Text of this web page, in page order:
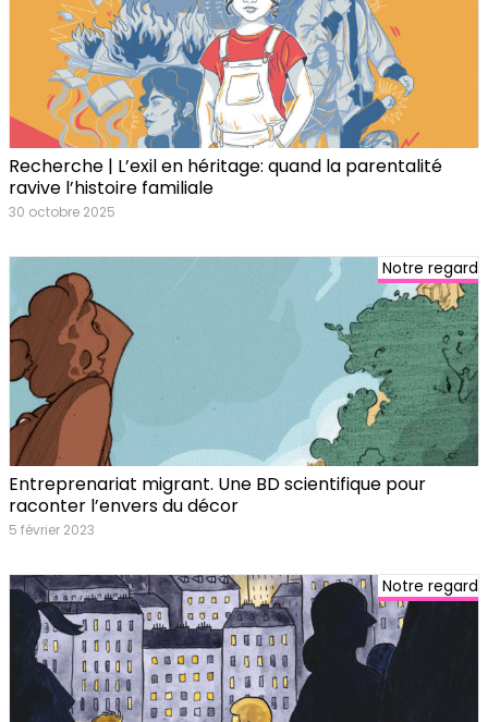
Recherche | L’exil en héritage: quand la parentalité
ravive l’histoire familiale
30 octobre 2025
Notre regard
Entreprenariat migrant. Une BD scientifique pour
raconter l’envers du décor
5 février 2023
Notre regard